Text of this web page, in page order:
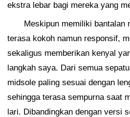
ekstra lebar bagi mereka yang
Meskipun memiliki bantalan
terasa kokoh namun responsif,
sekaligus memberikan kenyal
langkah saya. Dari semua
midsole paling sesuai dengan
sehingga terasa sempurna saat
lari. Dibandingkan dengan versi